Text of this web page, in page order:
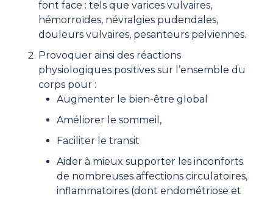
font face : tels que varices vulvaires,
hémorroïdes, névralgies pudendales,
douleurs vulvaires, pesanteurs pelviennes.
Provoquer ainsi des réactions
physiologiques positives sur l’ensemble du
corps pour :
Augmenter le bien-être global
Améliorer le sommeil,
Faciliter le transit
Aider à mieux supporter les inconforts
de nombreuses affections circulatoires,
inflammatoires (dont endométriose et